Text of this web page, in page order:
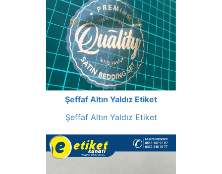
Şeffaf Altın Yaldız Etiket
Şeffaf Altın Yaldız Etiket